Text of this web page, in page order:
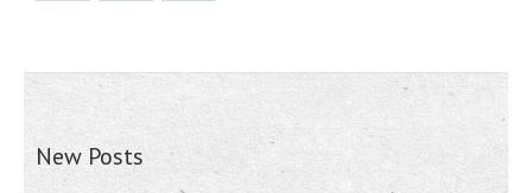
New Posts